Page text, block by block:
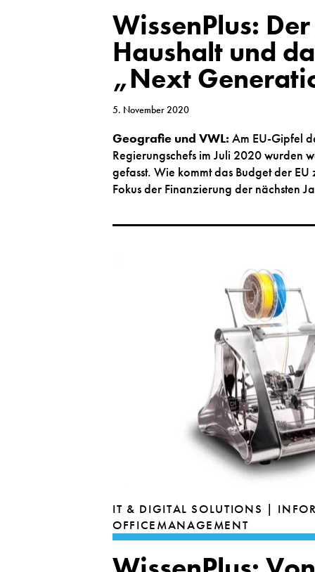
WissenPlus: Der
Haushalt und
„Next
5. November 2020
Geografie und VWL: Am EU-Gipfel
Regierungschefs im Juli 2020 wurden
gefasst. Wie kommt das Budget der
Fokus der Finanzierung der nächsten
IT & DIGITAL SOLUTIONS |
OFFICEMANAGEMENT